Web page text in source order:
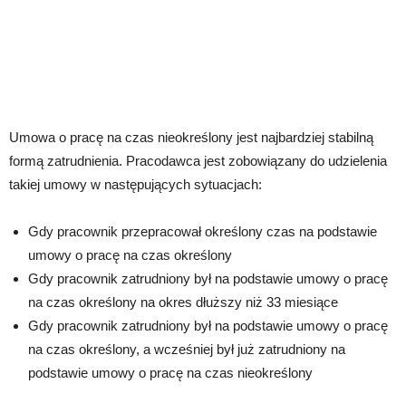
Umowa o pracę na czas nieokreślony jest najbardziej stabilną
formą zatrudnienia. Pracodawca jest zobowiązany do udzielenia
takiej umowy w następujących sytuacjach:
Gdy pracownik przepracował określony czas na podstawie
umowy o pracę na czas określony
Gdy pracownik zatrudniony był na podstawie umowy o pracę
na czas określony na okres dłuższy niż 33 miesiące
Gdy pracownik zatrudniony był na podstawie umowy o pracę
na czas określony, a wcześniej był już zatrudniony na
podstawie umowy o pracę na czas nieokreślony